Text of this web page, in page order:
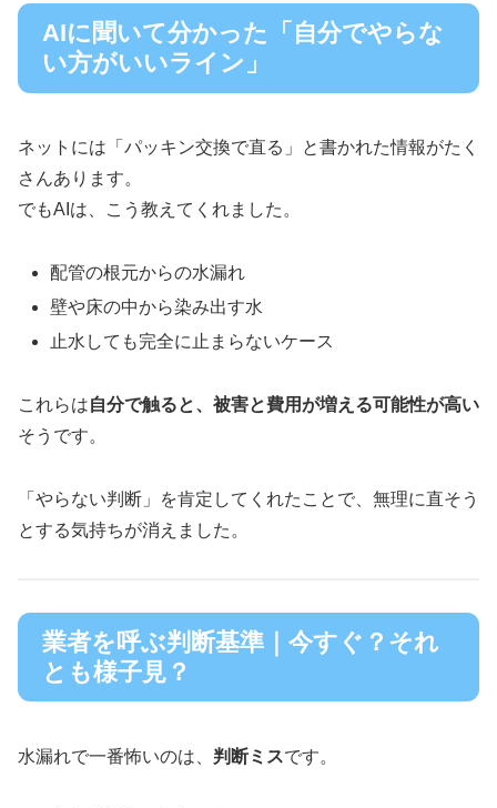
AIに聞いて分かった「自分でやらな
い方がいいライン」
ネットには「パッキン交換で直る」と書かれた情報がたく
さんあります。
でもAIは、こう教えてくれました。
配管の根元からの水漏れ
壁や床の中から染み出す水
止水しても完全に止まらないケース
これらは自分で触ると、被害と費用が増える可能性が高い
そうです。
「やらない判断」を肯定してくれたことで、無理に直そう
とする気持ちが消えました。
業者を呼ぶ判断基準｜今すぐ？それ
とも様子見？
水漏れで一番怖いのは、 判断ミスです。